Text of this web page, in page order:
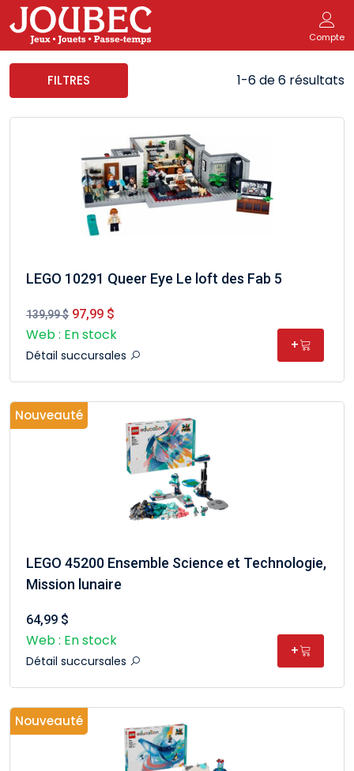
Compte
FILTRES 1-6 de 6 résultats
LEGO 10291 Queer Eye Le loft des Fab 5
139,99 $ 97,99 $
Web : En stock
Détail succursales
+
Nouveauté
LEGO 45200 Ensemble Science et Technologie,
Mission lunaire
64,99 $
Web : En stock
Détail succursales
+
Nouveauté